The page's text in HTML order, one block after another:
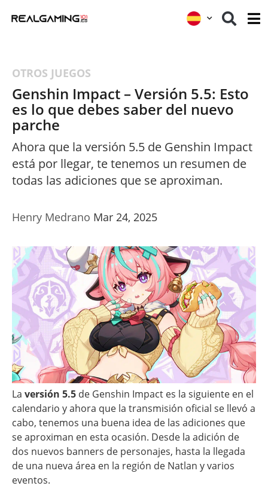
OTROS JUEGOS
Genshin Impact – Versión 5.5: Esto
es lo que debes saber del nuevo
parche
Ahora que la versión 5.5 de Genshin Impact
está por llegar, te tenemos un resumen de
todas las adiciones que se aproximan.
Henry Medrano Mar 24, 2025
La versión 5.5 de Genshin Impact es la siguiente en el
calendario y ahora que la transmisión oficial se llevó a
cabo, tenemos una buena idea de las adiciones que
se aproximan en esta ocasión. Desde la adición de
dos nuevos banners de personajes, hasta la llegada
de una nueva área en la región de Natlan y varios
eventos.